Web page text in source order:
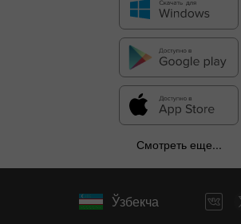
Смотреть еще...
Ўзбекча